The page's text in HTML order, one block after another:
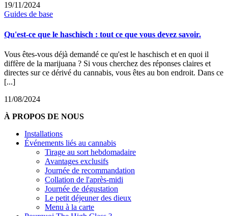
19/11/2024
Guides de base
Qu'est-ce que le haschisch : tout ce que vous devez savoir.
Vous êtes-vous déjà demandé ce qu'est le haschisch et en quoi il
diffère de la marijuana ? Si vous cherchez des réponses claires et
directes sur ce dérivé du cannabis, vous êtes au bon endroit. Dans ce
[...]
11/08/2024
À PROPOS DE NOUS
Installations
Événements liés au cannabis
Tirage au sort hebdomadaire
Avantages exclusifs
Journée de recommandation
Collation de l'après-midi
Journée de dégustation
Le petit déjeuner des dieux
Menu à la carte